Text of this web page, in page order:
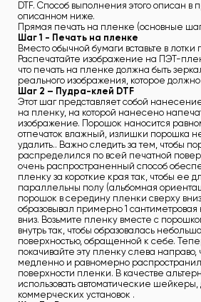
DTF. Способ выполнения этого описан в
описанном ниже.
Прямая печать на пленке (основные
Шаг 1 - Печать на пленке
Вместо обычной бумаги вставьте в
Распечатайте изображение на ПЭТ-
что печать на пленке должна быть
реального изображения, которое должно
Шаг 2 – Пудра-клей DTF
Этот шаг представляет собой
на пленку, на которой нанесено
изображение. Порошок наносится
отпечаток влажный, излишки порошка
удалить.. Важно следить за тем, чтобы
распределился по всей печатной
очень распространенный способ
пленку за короткие края так, чтобы ее
параллельны полу (альбомная
порошок в середину пленки сверху вниз
образовывал примерно 1 сантиметровая
вниз. Возьмите пленку вместе с
внутрь так, чтобы образовалась
поверхностью, обращенной к себе.
покачивайте эту пленку слева направо,
медленно и равномерно
поверхности пленки. В качестве
использовать автоматические шейкеры,
коммерческих установок .